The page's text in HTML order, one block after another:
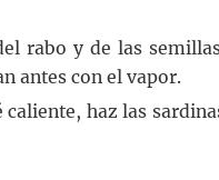
rabo y de las
antes con el vapor.
caliente, haz las